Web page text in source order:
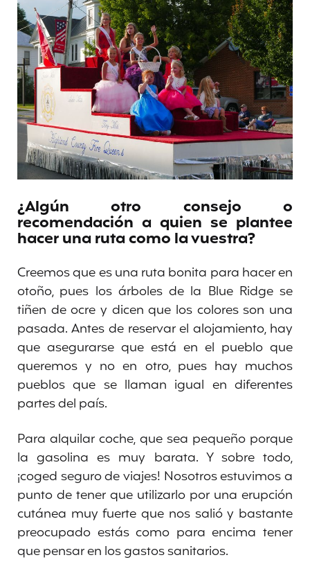
¿Algún otro consejo o
recomendación a quien se plantee
hacer una ruta como la vuestra?
Creemos que es una ruta bonita para hacer en
otoño, pues los árboles de la Blue Ridge se
tiñen de ocre y dicen que los colores son una
pasada. Antes de reservar el alojamiento, hay
que asegurarse que está en el pueblo que
queremos y no en otro, pues hay muchos
pueblos que se llaman igual en diferentes
partes del país.
Para alquilar coche, que sea pequeño porque
la gasolina es muy barata. Y sobre todo,
¡coged seguro de viajes! Nosotros estuvimos a
punto de tener que utilizarlo por una erupción
cutánea muy fuerte que nos salió y bastante
preocupado estás como para encima tener
que pensar en los gastos sanitarios.